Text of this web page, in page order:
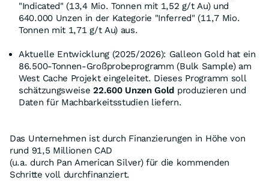
"Indicated" (13,4 Mio. Tonnen mit 1,52 g/t Au) und
640.000 Unzen in der Kategorie "Inferred" (11,7 Mio.
Tonnen mit 1,71 g/t Au) aus.
Aktuelle Entwicklung (2025/2026): Galleon Gold hat ein
86.500-Tonnen-Großprobeprogramm (Bulk Sample) am
West Cache Projekt eingeleitet. Dieses Programm soll
schätzungsweise22.600 Unzen Gold produzieren und
Daten für Machbarkeitsstudien liefern.
Das Unternehmen ist durch Finanzierungen in Höhe von
rund 91,5 Millionen CAD
(u.a. durch Pan American Silver) für die kommenden
Schritte voll durchfinanziert.